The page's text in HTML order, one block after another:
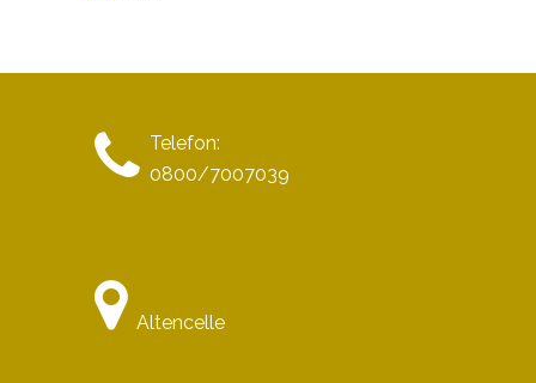
Telefon:
0800/7007039
Altencelle